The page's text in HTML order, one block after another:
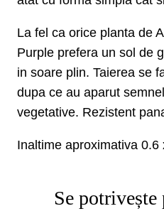
La fel ca orice planta de
Purple prefera un sol de
in soare plin. Taierea se
dupa ce au aparut
vegetative. Rezistent
Inaltime aproximativa 0.6
Se